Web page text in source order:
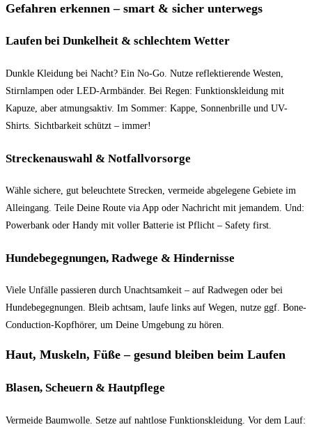
Gefahren erkennen – smart & sicher unterwegs
Laufen bei Dunkelheit & schlechtem Wetter
Dunkle Kleidung bei Nacht? Ein No-Go. Nutze reflektierende Westen,
Stirnlampen oder LED-Armbänder. Bei Regen: Funktionskleidung mit
Kapuze, aber atmungsaktiv. Im Sommer: Kappe, Sonnenbrille und UV-
Shirts. Sichtbarkeit schützt – immer!
Streckenauswahl & Notfallvorsorge
Wähle sichere, gut beleuchtete Strecken, vermeide abgelegene Gebiete im
Alleingang. Teile Deine Route via App oder Nachricht mit jemandem. Und:
Powerbank oder Handy mit voller Batterie ist Pflicht – Safety first.
Hundebegegnungen, Radwege & Hindernisse
Viele Unfälle passieren durch Unachtsamkeit – auf Radwegen oder bei
Hundebegegnungen. Bleib achtsam, laufe links auf Wegen, nutze ggf. Bone-
Conduction-Kopfhörer, um Deine Umgebung zu hören.
Haut, Muskeln, Füße – gesund bleiben beim Laufen
Blasen, Scheuern & Hautpflege
Vermeide Baumwolle. Setze auf nahtlose Funktionskleidung. Vor dem Lauf: